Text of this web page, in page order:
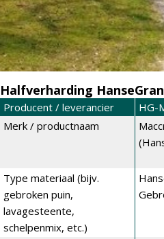
Halfverharding
Producent / leverancier
HG-
Merk / productnaam
Type materiaal (bijv.
gebroken puin,
lavagesteente,
schelpenmix, etc.)